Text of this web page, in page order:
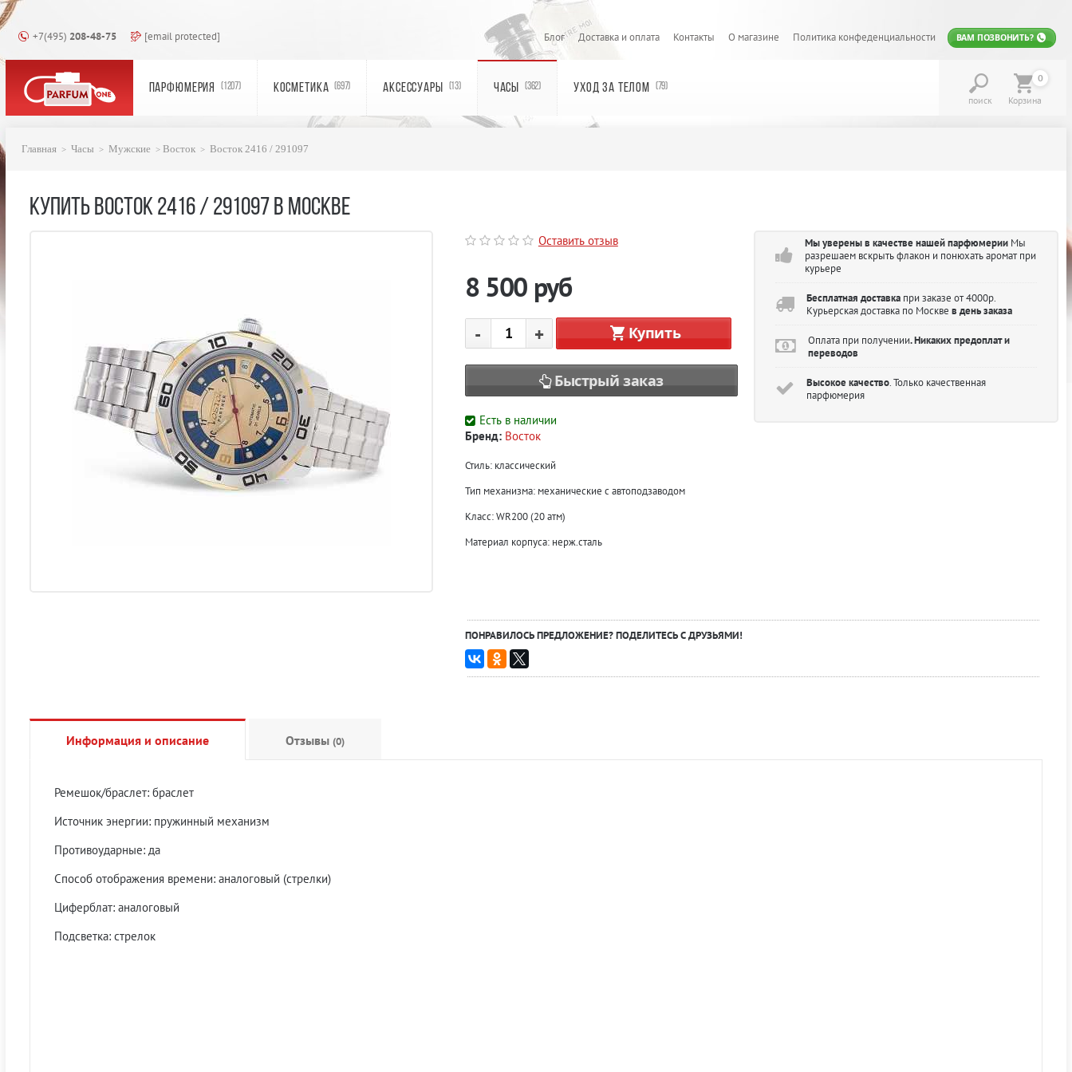
+7(495) 208-48-75 [email protected] Блог Доставка и оплата Контакты О магазине Политика конфеденциальности ВАМ ПОЗВОНИТЬ?
ПАРФЮМЕРИЯ (1207) КОСМЕТИКА (697) АКСЕССУАРЫ (13) ЧАСЫ (362) УХОД ЗА ТЕЛОМ (79)
поиск
0
Корзина
Главная Часы Мужские Восток Восток 2416 / 291097
КУПИТЬ ВОСТОК 2416 / 291097 В МОСКВЕ
Оставить отзыв
8 500 руб
- + Купить
Быстрый заказ
Есть в наличии
Бренд: Восток
Стиль: классический
Тип механизма: механические с автоподзаводом
Класс: WR200 (20 атм)
Материал корпуса: нерж.сталь
Мы уверены в качестве нашей парфюмерииМы
разрешаем вскрыть флакон и понюхать аромат при
курьере
Бесплатная доставкапри заказе от 4000р.
Курьерская доставка по Москве в день заказа
Оплата при получении. Никаких предоплат и
переводов
Высокое качество. Только качественная
парфюмерия
ПОНРАВИЛОСЬ ПРЕДЛОЖЕНИЕ? ПОДЕЛИТЕСЬ С ДРУЗЬЯМИ!
Информация и описание Отзывы (0)
Ремешок/браслет: браслет
Источник энергии: пружинный механизм
Противоударные: да
Способ отображения времени: аналоговый (стрелки)
Циферблат: аналоговый
Подсветка: стрелок